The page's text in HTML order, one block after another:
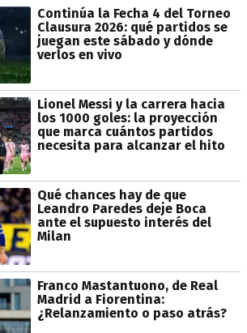
Continúa la Fecha 4 del Torneo
Clausura 2026: qué partidos se
juegan este sábado y dónde
verlos en vivo
Lionel Messi y la carrera hacia
los 1000 goles: la proyección
que marca cuántos partidos
necesita para alcanzar el hito
Qué chances hay de que
Leandro Paredes deje Boca
ante el supuesto interés del
Milan
Franco Mastantuono, de Real
Madrid a Fiorentina:
¿Relanzamiento o paso atrás?